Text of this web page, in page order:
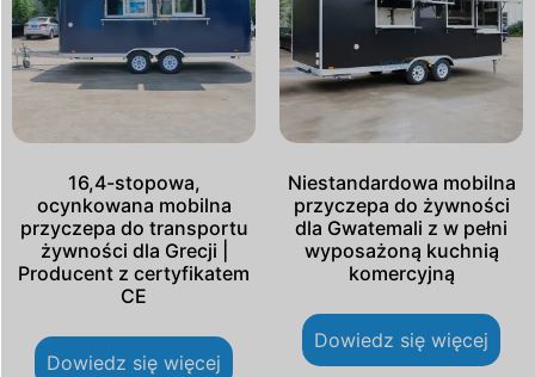
16,4-stopowa,
ocynkowana mobilna
przyczepa do transportu
żywności dla Grecji |
Producent z certyfikatem
CE
Dowiedz się więcej
Niestandardowa mobilna
przyczepa do żywności
dla Gwatemali z w pełni
wyposażoną kuchnią
komercyjną
Dowiedz się więcej